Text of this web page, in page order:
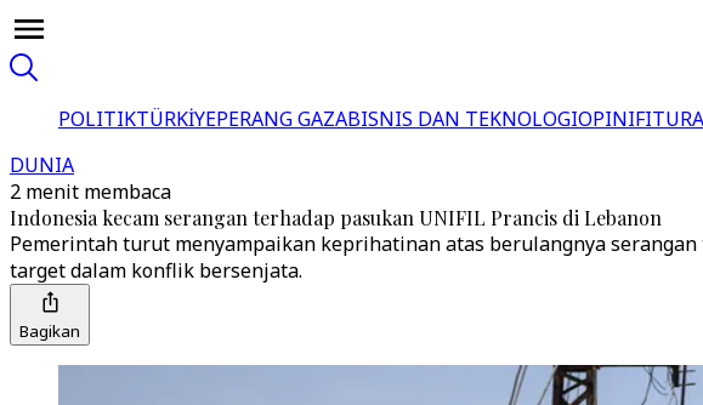
POLITIKTÜRKİYEPERANG GAZABISNIS DAN TEKNOLOGIOPINIFITUR
DUNIA
2 menit membaca
Indonesia kecam serangan terhadap pasukan UNIFIL Prancis di Lebanon
Pemerintah turut menyampaikan keprihatinan atas berulangnya
target dalam konflik bersenjata.
Bagikan